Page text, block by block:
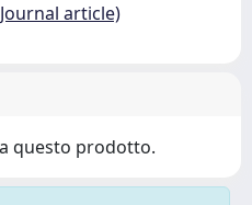
article)
questo prodotto.